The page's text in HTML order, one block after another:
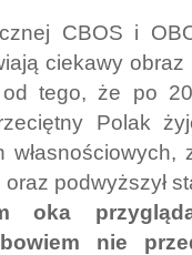
CBOS i
ciekawy
od tego, że po
Polak
podwyższył
oka
nie